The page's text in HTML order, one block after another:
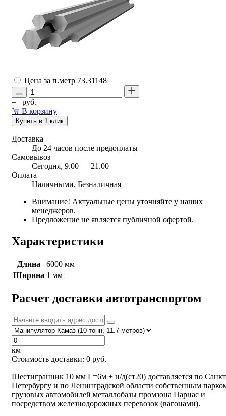
Цена за п.метр 73.31148
=
руб.
В корзину
Купить в 1 клик
Доставка
До 24 часов после предоплаты
Самовывоз
Сегодня, 9.00 — 21.00
Оплата
Наличными, Безналичная
Внимание! Актуальные цены уточняйте у наших
менеджеров.
Предложение не является публичной офертой.
Характеристики
Длина
6000 мм
Ширина 1 мм
Расчет доставки автотранспортом
км
Стоимость доставки: 0 руб.
Шестигранник 10 мм L=6м + н/д(ст20) доставляется по
Петербургу и по Ленинградской области собственным
грузовых автомобилей металлобазы промзона Парнас и
посредством железнодорожных перевозок (вагонами).